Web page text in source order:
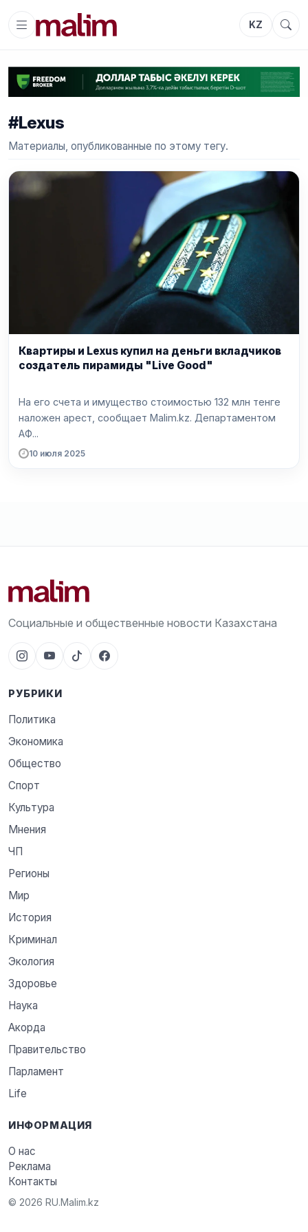
KZ
#Lexus
Материалы, опубликованные по этому тегу.
Квартиры и Lexus купил на деньги вкладчиков
создатель пирамиды "Live Good"
На его счета и имущество стоимостью 132 млн тенге
наложен арест, сообщает Malim.kz. Департаментом
АФ...
10 июля 2025
Социальные и общественные новости Казахстана
РУБРИКИ
Политика
Экономика
Общество
Спорт
Культура
Мнения
ЧП
Регионы
Мир
История
Криминал
Экология
Здоровье
Наука
Акорда
Правительство
Парламент
Life
ИНФОРМАЦИЯ
О нас
Реклама
Контакты
© 2026 RU.Malim.kz